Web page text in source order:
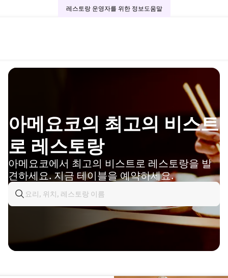
레스토랑 운영자를 위한 정보도움말
아메요코의 최고의 비스트
로 레스토랑
아메요코에서 최고의 비스트로 레스토랑을 발
견하세요. 지금 테이블을 예약하세요.